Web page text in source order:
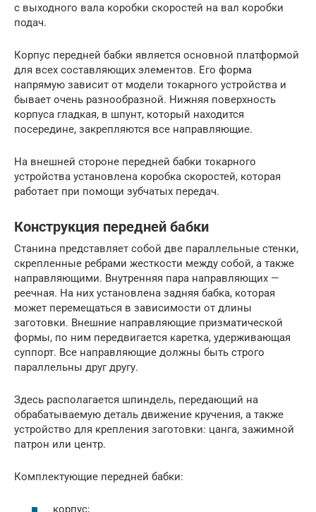
с выходного вала коробки скоростей на вал коробки
подач.
Корпус передней бабки является основной платформой
для всех составляющих элементов. Его форма
напрямую зависит от модели токарного устройства и
бывает очень разнообразной. Нижняя поверхность
корпуса гладкая, в шпунт, который находится
посередине, закрепляются все направляющие.
На внешней стороне передней бабки токарного
устройства установлена коробка скоростей, которая
работает при помощи зубчатых передач.
Конструкция передней бабки
Станина представляет собой две параллельные стенки,
скрепленные ребрами жесткости между собой, а также
направляющими. Внутренняя пара направляющих —
реечная. На них установлена задняя бабка, которая
может перемещаться в зависимости от длины
заготовки. Внешние направляющие призматической
формы, по ним передвигается каретка, удерживающая
суппорт. Все направляющие должны быть строго
параллельны друг другу.
Здесь располагается шпиндель, передающий на
обрабатываемую деталь движение кручения, а также
устройство для крепления заготовки: цанга, зажимной
патрон или центр.
Комплектующие передней бабки:
корпус;